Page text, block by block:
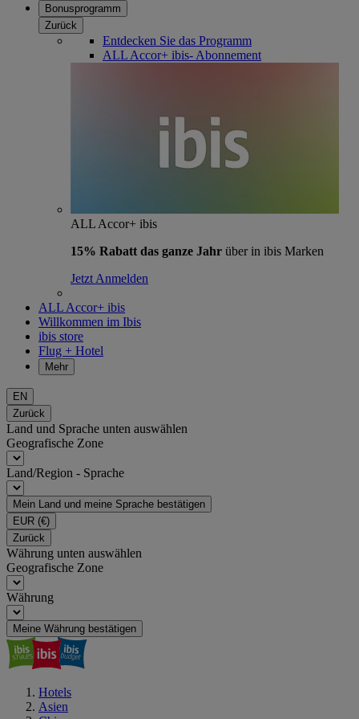
Bonusprogramm
Zurück
Entdecken Sie das Programm
ALL Accor+ ibis- Abonnement
ALL Accor+ ibis
15% Rabatt das ganze Jahr über in ibis Marken
Jetzt Anmelden
ALL Accor+ ibis
Willkommen im Ibis
ibis store
Flug + Hotel
Mehr
EN
Zurück
Land und Sprache unten auswählen
Geografische Zone
Land/Region - Sprache
Mein Land und meine Sprache bestätigen
EUR (€)
Zurück
Währung unten auswählen
Geografische Zone
Währung
Meine Währung bestätigen
Hotels
Asien